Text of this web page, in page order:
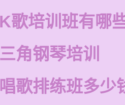
歌培训班有哪
角钢琴培训
歌排练班多少